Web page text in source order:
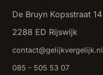
De Bruyn Kopsstraat 14
2288 ED Rijswijk
contact@gelijkvergelijk.nl
085 - 505 53 07